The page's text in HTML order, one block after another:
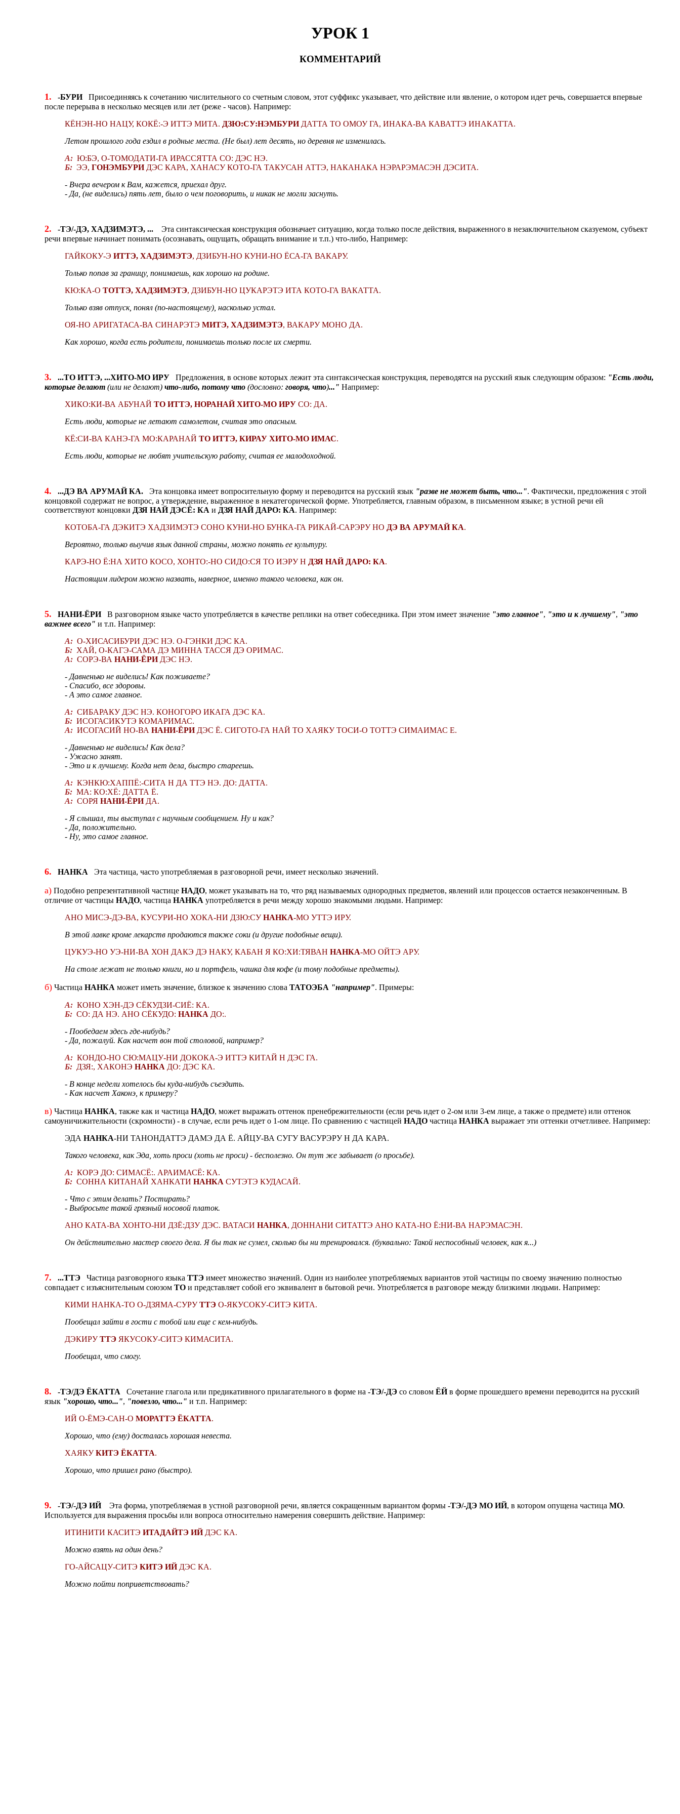
УРОК 1
КОММЕНТАРИЙ
1. -БУРИПрисоединяясь к сочетанию числительного со счетным словом, этот суффикс указывает, что действие или явление, о котором идет речь, совершается впервые
после перерыва в несколько месяцев или лет (реже - часов). Например:
КЁНЭН-НО НАЦУ, КОКЁ:-Э ИТТЭ МИТА. ДЗЮ:СУ:НЭМБУРИДАТТА ТО ОМОУ ГА, ИНАКА-ВА КАВАТТЭ ИНАКАТТА.
Летом прошлого года ездил в родные места. (Не был) лет десять, но деревня не изменилась.
А: Ю:БЭ, О-ТОМОДАТИ-ГА ИРАССЯТТА СО: ДЭС НЭ.
Б: ЭЭ, ГОНЭМБУРИДЭС КАРА, ХАНАСУ КОТО-ГА ТАКУСАН АТТЭ, НАКАНАКА НЭРАРЭМАСЭН ДЭСИТА.
- Вчера вечером к Вам, кажется, приехал друг.
- Да, (не виделись) пять лет, было о чем поговорить, и никак не могли заснуть.
2. -ТЭ/-ДЭ, ХАДЗИМЭТЭ, ...
Эта синтаксическая конструкция обозначает ситуацию, когда только после действия, выраженного в незаключительном сказуемом, субъект
речи впервые начинает понимать (осознавать, ощущать, обращать внимание и т.п.) что-либо, Например:
ГАЙКОКУ-Э ИТТЭ, ХАДЗИМЭТЭ, ДЗИБУН-НО КУНИ-НО ЁСА-ГА ВАКАРУ.
Только попав за границу, понимаешь, как хорошо на родине.
КЮ:КА-О ТОТТЭ, ХАДЗИМЭТЭ, ДЗИБУН-НО ЦУКАРЭТЭ ИТА КОТО-ГА ВАКАТТА.
Только взяв отпуск, понял (по-настоящему), насколько устал.
ОЯ-НО АРИГАТАСА-ВА СИНАРЭТЭ МИТЭ, ХАДЗИМЭТЭ, ВАКАРУ МОНО ДА.
Как хорошо, когда есть родители, понимаешь только после их смерти.
3. ...ТО ИТТЭ, ...ХИТО-МО ИРУ Предложения, в основе которых лежит эта синтаксическая конструкция, переводятся на русский язык следующим образом: "Есть люди,
которые делают (или не делают) что-либо, потому что (дословно: говоря, что)..." Например:
ХИКО:КИ-ВА АБУНАЙ ТО ИТТЭ, НОРАНАЙ ХИТО-МО ИРУ СО: ДА.
Есть люди, которые не летают самолетом, считая это опасным.
КЁ:СИ-ВА КАНЭ-ГА МО:КАРАНАЙ ТО ИТТЭ, КИРАУ ХИТО-МО ИМАС.
Есть люди, которые не любят учительскую работу, считая ее малодоходной.
4. ...ДЭ ВА АРУМАЙ КА. Эта концовка имеет вопросительную форму и переводится на русский язык "разве не может быть, что...". Фактически, предложения с этой
концовкой содержат не вопрос, а утверждение, выраженное в некатегорической форме. Употребляется, главным образом, в письменном языке; в устной речи ей
соответствуют концовки ДЗЯ НАЙ ДЭСЁ: КА и ДЗЯ НАЙ ДАРО: КА. Например:
КОТОБА-ГА ДЭКИТЭ ХАДЗИМЭТЭ СОНО КУНИ-НО БУНКА-ГА РИКАЙ-САРЭРУ НО ДЭ ВА АРУМАЙ КА.
Вероятно, только выучив язык данной страны, можно понять ее культуру.
КАРЭ-НО Ё:НА ХИТО КОСО, ХОНТО:-НО СИДО:СЯ ТО ИЭРУ Н ДЗЯ НАЙ ДАРО: КА.
Настоящим лидером можно назвать, наверное, именно такого человека, как он.
5. НАНИ-ЁРИВ разговорном языке часто употребляется в качестве реплики на ответ собеседника. При этом имеет значение "это главное", "это и к лучшему", "это
важнее всего" и т.п. Например:
А: О-ХИСАСИБУРИ ДЭС НЭ. О-ГЭНКИ ДЭС КА.
Б: ХАЙ, О-КАГЭ-САМА ДЭ МИННА ТАССЯ ДЭ ОРИМАС.
А: СОРЭ-ВА НАНИ-ЁРИДЭС НЭ.
- Давненько не виделись! Как поживаете?
- Спасибо, все здоровы.
- А это самое главное.
А: СИБАРАКУ ДЭС НЭ. КОНОГОРО ИКАГА ДЭС КА.
Б: ИСОГАСИКУТЭ КОМАРИМАС.
А: ИСОГАСИЙ НО-ВА НАНИ-ЁРИДЭС Ё. СИГОТО-ГА НАЙ ТО ХАЯКУ ТОСИ-О ТОТТЭ СИМАИМАС Е.
- Давненько не виделись! Как дела?
- Ужасно занят.
- Это и к лучшему. Когда нет дела, быстро стареешь.
А: КЭНКЮ:ХАППЁ:-СИТА Н ДА ТТЭ НЭ. ДО: ДАТТА.
Б: МА: КО:ХЁ: ДАТТА Ё.
А: СОРЯ НАНИ-ЁРИДА.
- Я слышал, ты выступал с научным сообщением. Ну и как?
- Да, положительно.
- Ну, это самое главное.
6. НАНКА Эта частица, часто употребляемая в разговорной речи, имеет несколько значений.
а) Подобно репрезентативной частице НАДО, может указывать на то, что ряд называемых однородных предметов, явлений или процессов остается незаконченным. В
отличие от частицы НАДО, частица НАНКА употребляется в речи между хорошо знакомыми людьми. Например:
АНО МИСЭ-ДЭ-ВА, КУСУРИ-НО ХОКА-НИ ДЗЮ:СУНАНКА-МО УТТЭ ИРУ.
В этой лавке кроме лекарств продаются также соки (и другие подобные вещи).
ЦУКУЭ-НО УЭ-НИ-ВА ХОН ДАКЭ ДЭ НАКУ, КАБАН Я КО:ХИ:ТЯВАН НАНКА-МО ОЙТЭ АРУ.
На столе лежат не только книги, но и портфель, чашка для кофе (и тому подобные предметы).
б) Частица НАНКА может иметь значение, близкое к значению слова ТАТОЭБА "например". Примеры:
А: КОНО ХЭН-ДЭ СЁКУДЗИ-СИЁ: КА.
Б: СО: ДА НЭ. АНО СЁКУДО: НАНКА ДО:.
- Пообедаем здесь где-нибудь?
- Да, пожалуй. Как насчет вон той столовой, например?
А: КОНДО-НО СЮ:МАЦУ-НИ ДОКОКА-Э ИТТЭ КИТАЙ Н ДЭС ГА.
Б: ДЗЯ:, ХАКОНЭ НАНКА ДО: ДЭС КА.
- В конце недели хотелось бы куда-нибудь съездить.
- Как насчет Хаконэ, к примеру?
в) Частица НАНКА, также как и частица НАДО, может выражать оттенок пренебрежительности (если речь идет о 2-ом или 3-ем лице, а также о предмете) или оттенок
самоуничижительности (скромности) - в случае, если речь идет о 1-ом лице. По сравнению с частицей НАДО частица НАНКА выражает эти оттенки отчетливее. Например:
ЭДА НАНКА-НИ ТАНОНДАТТЭ ДАМЭ ДА Ё. АЙЦУ-ВА СУГУ ВАСУРЭРУ Н ДА КАРА.
Такого человека, как Эда, хоть проси (хоть не проси) - бесполезно. Он тут же забывает (о просьбе).
А: КОРЭ ДО: СИМАСЁ:. АРАИМАСЁ: КА.
Б: СОННА КИТАНАЙ ХАНКАТИ НАНКА СУТЭТЭ КУДАСАЙ.
- Что с этим делать? Постирать?
- Выбросьте такой грязный носовой платок.
АНО КАТА-ВА ХОНТО-НИ ДЗЁ:ДЗУ ДЭС. ВАТАСИ НАНКА, ДОННАНИ СИТАТТЭ АНО КАТА-НО Ё:НИ-ВА НАРЭМАСЭН.
Он действительно мастер своего дела. Я бы так не сумел, сколько бы ни тренировался. (буквально: Такой неспособный человек, как я...)
7. ...ТТЭ Частица разговорного языка ТТЭ имеет множество значений. Один из наиболее употребляемых вариантов этой частицы по своему значению полностью
совпадает с изъяснительным союзом ТО и представляет собой его эквивалент в бытовой речи. Употребляется в разговоре между близкими людьми. Например:
КИМИ НАНКА-ТО О-ДЗЯМА-СУРУТТЭ О-ЯКУСОКУ-СИТЭ КИТА.
Пообещал зайти в гости с тобой или еще с кем-нибудь.
ДЭКИРУТТЭ ЯКУСОКУ-СИТЭ КИМАСИТА.
Пообещал, что смогу.
8. -ТЭ/ДЭ ЁКАТТА Сочетание глагола или предикативного прилагательного в форме на -ТЭ/-ДЭ со словом ЁЙв форме прошедшего времени переводится на русский
язык "хорошо, что...", "повезло, что..." и т.п. Например:
ИЙ О-ЁМЭ-САН-О МОРАТТЭ ЁКАТТА.
Хорошо, что (ему) досталась хорошая невеста.
ХАЯКУКИТЭ ЁКАТТА.
Хорошо, что пришел рано (быстро).
9. -ТЭ/-ДЭ ИЙ Эта форма, употребляемая в устной разговорной речи, является сокращенным вариантом формы -ТЭ/-ДЭ МО ИЙ, в котором опущена частица МО.
Используется для выражения просьбы или вопроса относительно намерения совершить действие. Например:
ИТИНИТИ КАСИТЭ ИТАДАЙТЭ ИЙДЭС КА.
Можно взять на один день?
ГО-АЙСАЦУ-СИТЭ КИТЭ ИЙДЭС КА.
Можно пойти поприветствовать?